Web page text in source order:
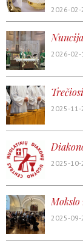
2026-02-
2026-02-
2025-11-
2025-10-
Mokslo
2025-09-